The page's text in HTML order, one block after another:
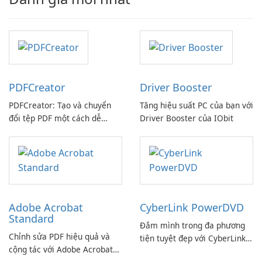
PDFCreator
PDFCreator: Tạo và chuyển
đổi tệp PDF một cách dễ
Driver Booster
Tăng hiệu suất PC của bạn với
Driver Booster của IObit
Adobe Acrobat
Standard
Chỉnh sửa PDF hiệu quả và
cộng tác với Adobe Acrobat
CyberLink PowerDVD
Đắm mình trong đa phương
tiện tuyệt đẹp với CyberLink